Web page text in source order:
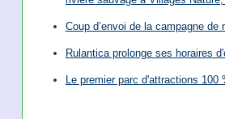
Coup d’envoi de la campagne
Rulantica prolonge ses horaires
Le premier parc d'attractions